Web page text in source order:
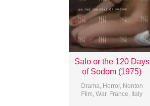
Salo or the 120 Days
of Sodom (1975)
Drama, Horror, Nonton
FIlm, War, France, Italy